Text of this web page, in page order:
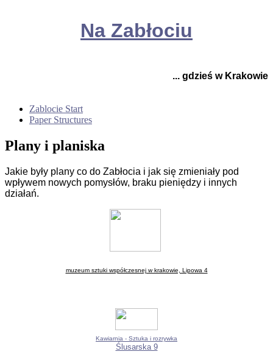
Na Zabłociu
... gdzieś w Krakowie
Zablocie Start
Paper Structures
Plany i planiska
Jakie były plany co do Zabłocia i jak się zmieniały pod
wpływem nowych pomysłów, braku pieniędzy i innych
działań.
muzeum sztuki współczesnej w krakowie, Lipowa 4
Kawiarnia - Sztuka i rozrywka
Ślusarska 9